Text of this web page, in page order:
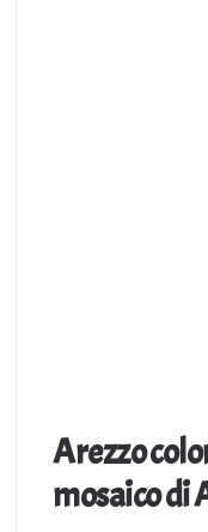
Arezzo
mosaico di